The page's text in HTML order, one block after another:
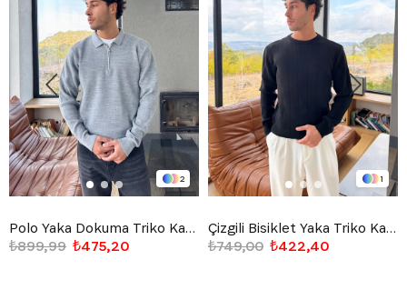
2
Polo Yaka Dokuma Triko Kazak Gri
₺475,20
₺899,99
1
Çizgili Bisiklet Yaka Triko Kazak Siyah
₺422,40
₺749,00